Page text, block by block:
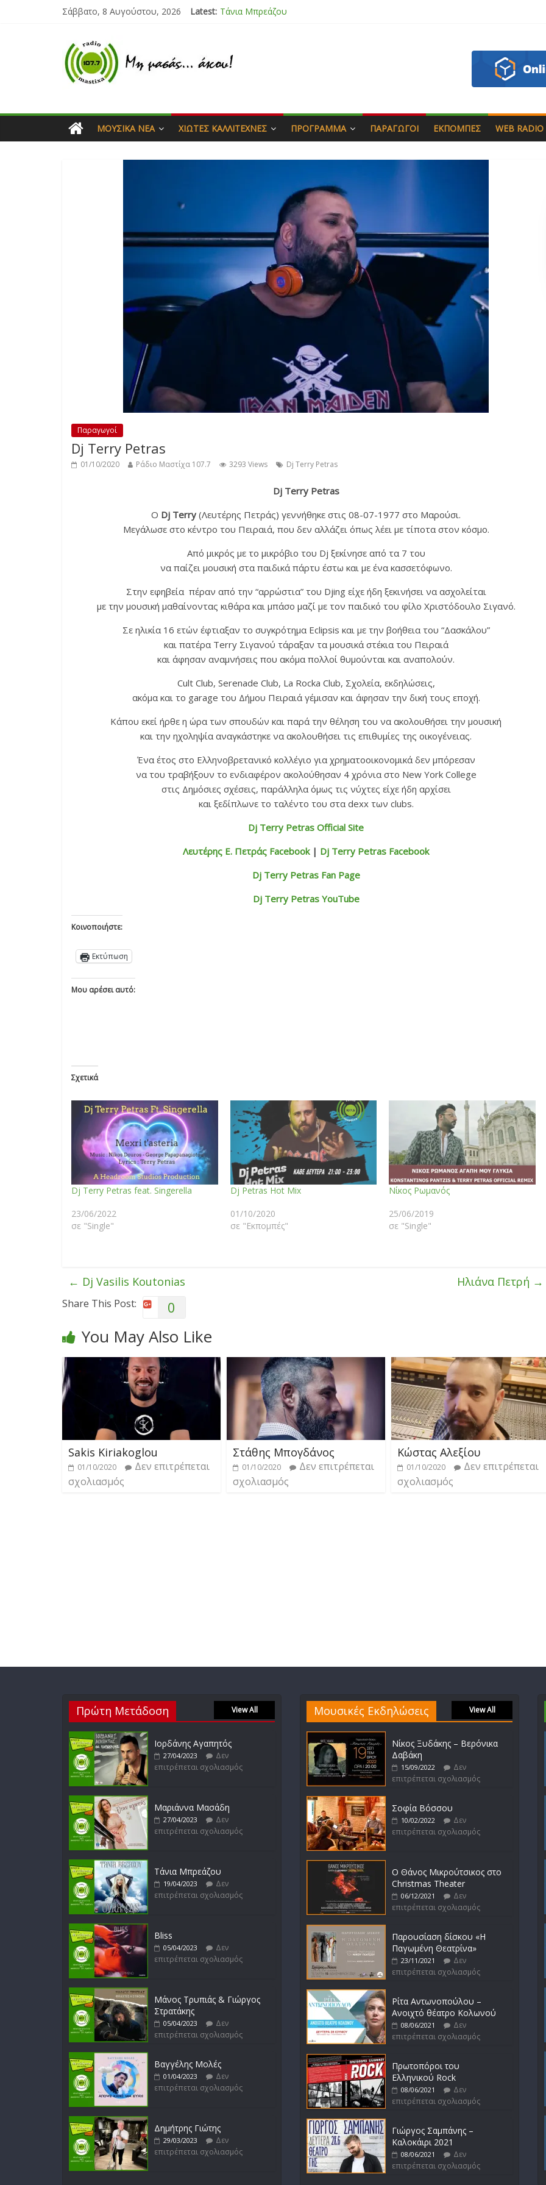
Σάββατο, 8 Αυγούστου, 2026 Latest: Bliss
Μαριάννα Μασάδη
ΜΟΥΣΙΚΆ ΝΈΑ ΧΙΏΤΕΣ ΚΑΛΛΙΤΈΧΝΕΣ ΠΡΌΓΡΑΜΜΑ ΠΑΡΑΓΩΓΟΊ ΕΚΠΟΜΠΈΣ WEB RADIO
Παραγωγοί
Dj Terry Petras
01/10/2020 Ράδιο Μαστίχα 107.7 3293 Views Dj Terry Petras
Dj Terry Petras
Ο Dj Terry (Λευτέρης Πετράς) γεννήθηκε στις 08-07-1977 στο Μαρούσι.
Μεγάλωσε στο κέντρο του Πειραιά, που δεν αλλάζει όπως λέει με τίποτα στον κόσμο.
Από μικρός με το μικρόβιο του Dj ξεκίνησε από τα 7 του
να παίζει μουσική στα παιδικά πάρτυ έστω και με ένα κασσετόφωνο.
Στην εφηβεία πέραν από την “αρρώστια” του Djing είχε ήδη ξεκινήσει να ασχολείται
με την μουσική μαθαίνοντας κιθάρα και μπάσο μαζί με τον παιδικό του φίλο Χριστόδουλο Σιγανό.
Σε ηλικία 16 ετών έφτιαξαν το συγκρότημα Eclipsis και με την βοήθεια του “Δασκάλου”
και πατέρα Terry Σιγανού τάραξαν τα μουσικά στέκια του Πειραιά
και άφησαν αναμνήσεις που ακόμα πολλοί θυμούνται και αναπολούν.
Cult Club, Serenade Club, La Rocka Club, Σχολεία, εκδηλώσεις,
ακόμα και το garage του Δήμου Πειραιά γέμισαν και άφησαν την δική τους εποχή.
Κάπου εκεί ήρθε η ώρα των σπουδών και παρά την θέληση του να ακολουθήσει την μουσική
και την ηχοληψία αναγκάστηκε να ακολουθήσει τις επιθυμίες της οικογένειας.
Ένα έτος στο Ελληνοβρετανικό κολλέγιο για χρηματοοικονομικά δεν μπόρεσαν
να του τραβήξουν το ενδιαφέρον ακολούθησαν 4 χρόνια στο New York College
στις Δημόσιες σχέσεις, παράλληλα όμως τις νύχτες είχε ήδη αρχίσει
και ξεδίπλωνε το ταλέντο του στα dexx των clubs.
Dj Terry Petras Official Site
Λευτέρης Ε. Πετράς Facebook| Dj Terry Petras Facebook
Dj Terry Petras Fan Page
Dj Terry Petras YouTube
Κοινοποιήστε:
Εκτύπωση
Μου αρέσει αυτό:
Σχετικά
Dj Terry Petras feat. Singerella
23/06/2022
σε "Single"
Dj Petras Hot Mix
01/10/2020
σε "Εκπομπές"
Νίκος Ρωμανός
25/06/2019
σε "Single"
← Dj Vasilis Koutonias Ηλιάνα Πετρή →
Share This Post: 0
You May Also Like
Sakis Kiriakoglou
01/10/2020
Δεν επιτρέπεται
σχολιασμός
Στάθης Μπογδάνος
01/10/2020
Δεν επιτρέπεται
σχολιασμός
Κώστας Αλεξίου
01/10/2020
Δεν επιτρέπεται
σχολιασμός
Πρώτη Μετάδοση View All
Ιορδάνης Αγαπητός
27/04/2023
Δεν
επιτρέπεται σχολιασμός
Μαριάννα Μασάδη
27/04/2023
Δεν
επιτρέπεται σχολιασμός
Τάνια Μπρεάζου
19/04/2023
Δεν
επιτρέπεται σχολιασμός
Bliss
05/04/2023
Δεν
επιτρέπεται σχολιασμός
Μάνος Τρυπιάς & Γιώργος
Στρατάκης
05/04/2023
Δεν
επιτρέπεται σχολιασμός
Βαγγέλης Μολές
01/04/2023
Δεν
επιτρέπεται σχολιασμός
Δημήτρης Γιώτης
29/03/2023
Δεν
επιτρέπεται σχολιασμός
Μουσικές Εκδηλώσεις View All
Νίκος Ξυδάκης – Βερόνικα
Δαβάκη
15/09/2022
Δεν
επιτρέπεται σχολιασμός
Σοφία Βόσσου
10/02/2022
Δεν
επιτρέπεται σχολιασμός
Ο Θάνος Μικρούτσικος στο
Christmas Theater
06/12/2021
Δεν
επιτρέπεται σχολιασμός
Παρουσίαση δίσκου «Η
Παγωμένη Θεατρίνα»
23/11/2021
Δεν
επιτρέπεται σχολιασμός
Ρίτα Αντωνοπούλου –
Ανοιχτό θέατρο Κολωνού
08/06/2021
Δεν
επιτρέπεται σχολιασμός
Πρωτοπόροι του
Ελληνικού Rock
08/06/2021
Δεν
επιτρέπεται σχολιασμός
Γιώργος Σαμπάνης –
Καλοκάιρι 2021
08/06/2021
Δεν
επιτρέπεται σχολιασμός